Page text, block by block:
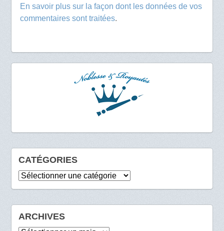
En savoir plus sur la façon dont les données de vos
commentaires sont traitées.
CATÉGORIES
Catégories
ARCHIVES